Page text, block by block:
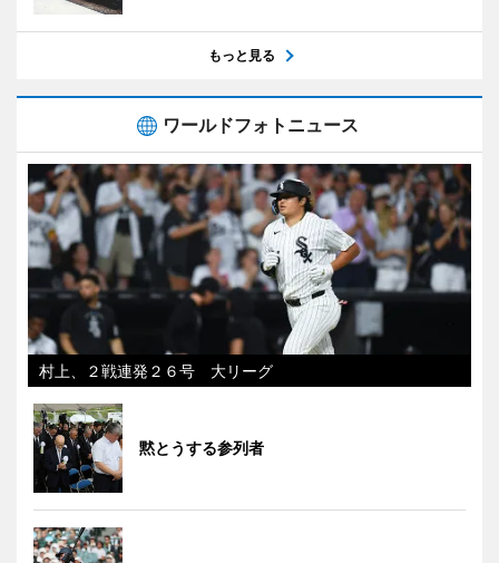
もっと見る
ワールドフォトニュース
村上、２戦連発２６号 大リーグ
黙とうする参列者